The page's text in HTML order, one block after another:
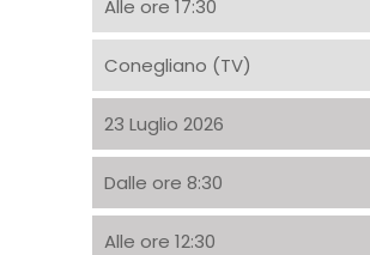
Alle ore 17:30
Conegliano (TV)
23 Luglio 2026
Dalle ore 8:30
Alle ore 12:30